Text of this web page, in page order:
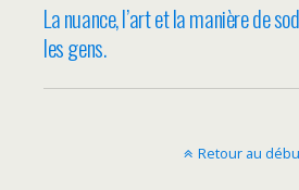
La nuance, l’art et la manière de
les gens.
Retour au